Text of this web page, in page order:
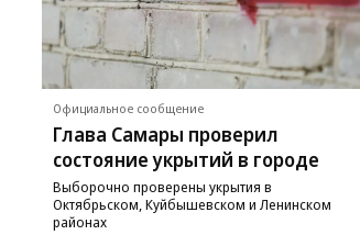
Официальное сообщение
Глава Самары проверил
состояние укрытий в городе
Выборочно проверены укрытия в
Октябрьском, Куйбышевском и Ленинском
районах